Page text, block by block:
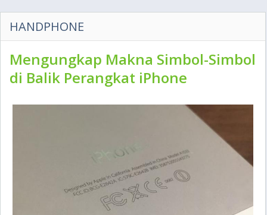
HANDPHONE
Mengungkap Makna Simbol-Simbol
di Balik Perangkat iPhone